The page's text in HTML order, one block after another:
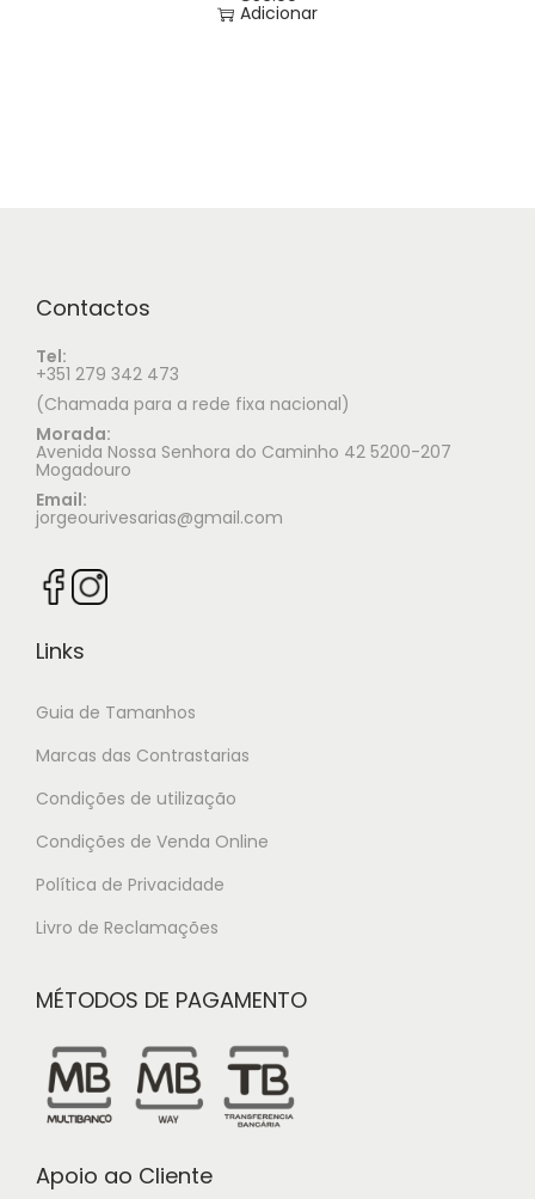
Adicionar
Contactos
Tel:
+351 279 342 473
(Chamada para a rede fixa nacional)
Morada:
Avenida Nossa Senhora do Caminho 42 5200-207
Mogadouro
Email:
jorgeourivesarias@gmail.com
Links
Guia de Tamanhos
Marcas das Contrastarias
Condições de utilização
Condições de Venda Online
Política de Privacidade
Livro de Reclamações
MÉTODOS DE PAGAMENTO
Apoio ao Cliente